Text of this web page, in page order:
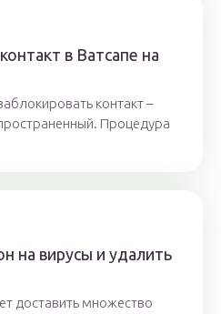
в Ватсапе на
контакт –
Процедура
на вирусы и удалить
доставить множество